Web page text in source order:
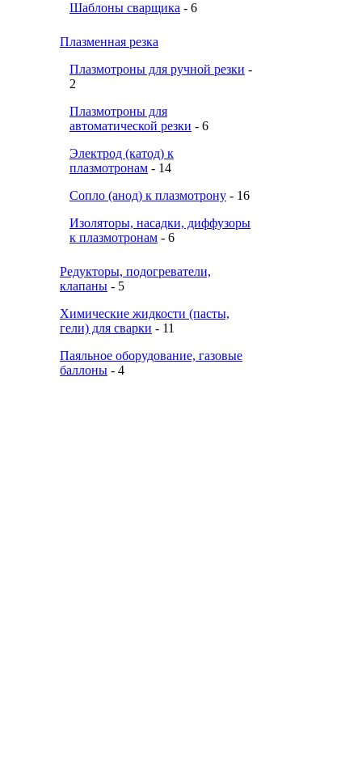
Шаблоны сварщика - 6
Плазменная резка
Плазмотроны для ручной резки -
2
Плазмотроны для
автоматической резки - 6
Электрод (катод) к
плазмотронам - 14
Сопло (анод) к плазмотрону - 16
Изоляторы, насадки, диффузоры
к плазмотронам - 6
Редукторы, подогреватели,
клапаны - 5
Химические жидкости (пасты,
гели) для сварки - 11
Паяльное оборудование, газовые
баллоны - 4